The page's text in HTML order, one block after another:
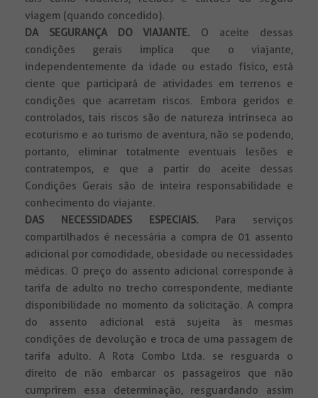
viagem (quando concedido).
DA SEGURANÇA DO VIAJANTE. O aceite dessas
condições gerais implica que o viajante,
independentemente da idade ou estado físico, está
ciente que participará de atividades em terrenos e
condições que acarretam riscos. Embora geridos e
controlados, tais riscos são de natureza intrínseca ao
ecoturismo e ao turismo de aventura, não se podendo,
portanto, eliminar totalmente eventuais lesões e
contratempos, e que a partir do aceite dessas
Condições Gerais são de inteira responsabilidade e
conhecimento do viajante.
DAS NECESSIDADES ESPECIAIS. Para serviços
compartilhados é necessária a compra de 01 assento
adicional por comodidade, obesidade ou necessidades
médicas. O preço do assento adicional corresponde à
tarifa de adulto no trecho correspondente, mediante
disponibilidade no momento da solicitação. A compra
do assento adicional está sujeita às mesmas
condições de devolução e troca de uma passagem de
tarifa adulto. A Rota Combo Ltda. se resguarda o
direito de não embarcar os passageiros que não
cumprirem essa determinação, resguardando assim